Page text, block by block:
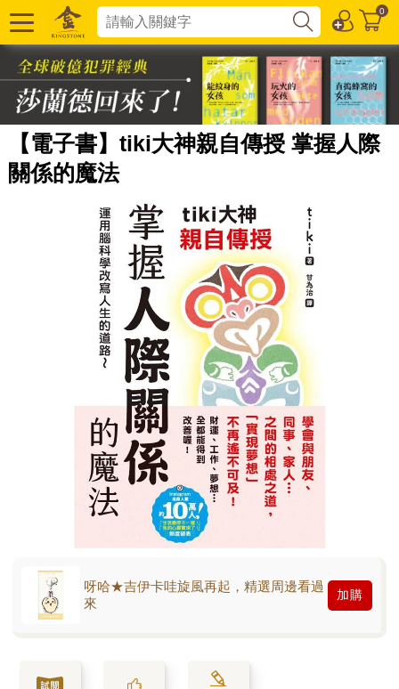
0
【電子書】tiki大神親自傳授 掌握人際
關係的魔法
呀哈★吉伊卡哇旋風再起，精選周邊看過
來
加購